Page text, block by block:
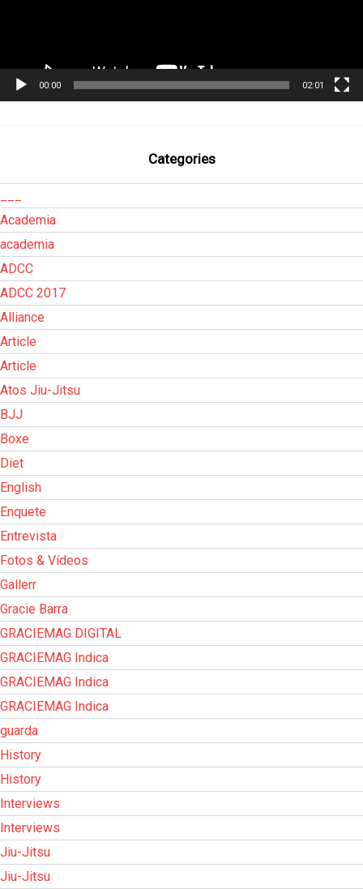
00:00 02:01
Categories
Academia
academia
ADCC
ADCC 2017
Alliance
Article
Article
Atos Jiu-Jitsu
BJJ
Boxe
Diet
English
Enquete
Entrevista
Fotos & Vídeos
Gallerr
Gracie Barra
GRACIEMAG DIGITAL
GRACIEMAG Indica
GRACIEMAG Indica
GRACIEMAG Indica
guarda
History
History
Interviews
Interviews
Jiu-Jitsu
Jiu-Jitsu